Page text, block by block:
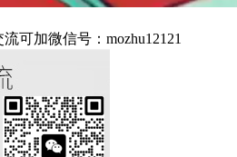
可加微信号：mozhu12121